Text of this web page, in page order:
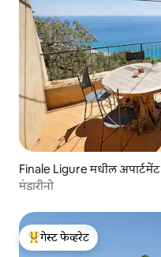
Finale Ligure मधील अपार्टमेंट
मंडारीनो
टॉप गेस्ट फेव्हरेट
गेस्ट फेव्हरेट